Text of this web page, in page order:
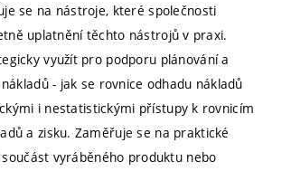
se na nástroje, které společnosti
uplatnění těchto nástrojů v praxi.
využít pro podporu plánování a
- jak se rovnice odhadu nákladů
i nestatistickými přístupy k rovnicím
a zisku. Zaměřuje se na praktické
vyráběného produktu nebo